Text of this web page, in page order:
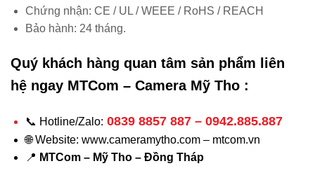
Chứng nhận: CE / UL / WEEE / RoHS / REACH
Bảo hành: 24 tháng.
Quý khách hàng quan tâm sản phẩm liên
hệ ngay MTCom – Camera Mỹ Tho :
📞 Hotline/Zalo: 0839 8857 887 – 0942.885.887
🌐 Website: www.cameramytho.com – mtcom.vn
📍 MTCom – Mỹ Tho – Đồng Tháp